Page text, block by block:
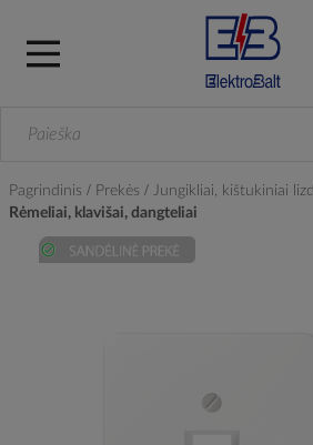
Pagrindinis Prekės
Jungikliai, kištukiniai
Rėmeliai, klavišai, dangteliai